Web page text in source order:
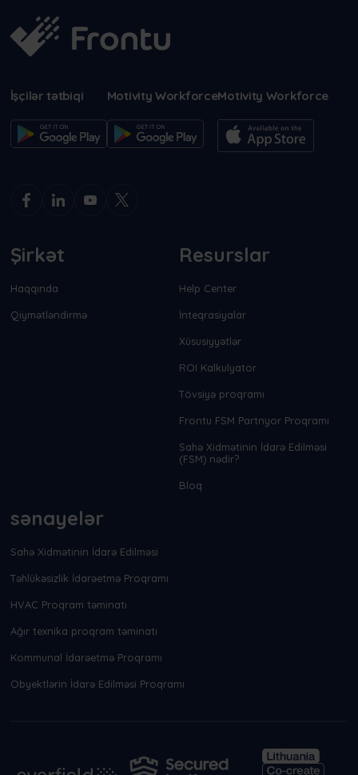
İşçilər tətbiqi Motivity WorkforceMotivity Workforce
Şirkət
Haqqında
Qiymətləndirmə
Resurslar
Help Center
İnteqrasiyalar
Xüsusiyyətlər
ROI Kalkulyator
Tövsiyə proqramı
Frontu FSM Partnyor Proqramı
Sahə Xidmətinin İdarə Edilməsi
(FSM) nədir?
Bloq
sənayelər
Sahə Xidmətinin İdarə Edilməsi
Təhlükəsizlik İdarəetmə Proqramı
HVAC Proqram təminatı
Ağır texnika proqram təminatı
Kommunal İdarəetmə Proqramı
Obyektlərin İdarə Edilməsi Proqramı